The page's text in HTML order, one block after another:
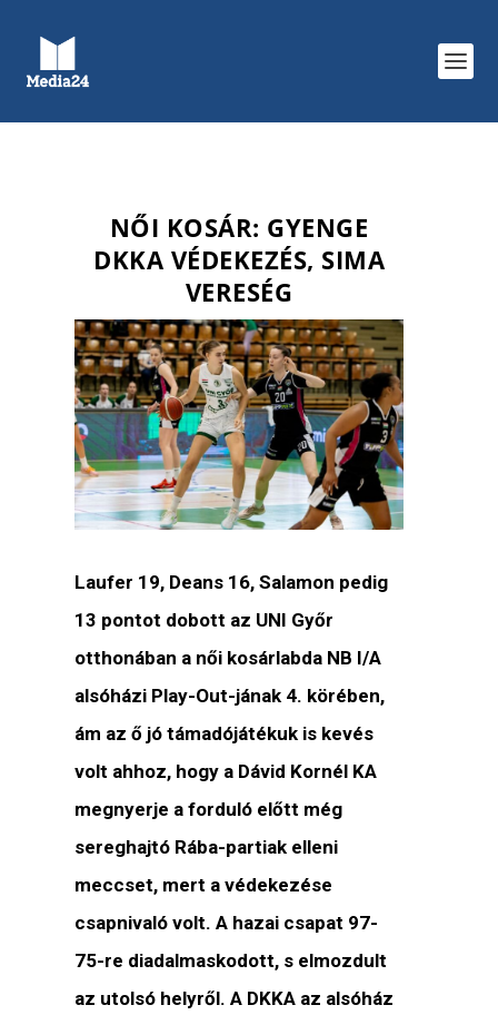
NŐI KOSÁR: GYENGE
DKKA VÉDEKEZÉS, SIMA
VERESÉG
Laufer 19, Deans 16, Salamon pedig
13 pontot dobott az UNI Győr
otthonában a női kosárlabda NB I/A
alsóházi Play-Out-jának 4. körében,
ám az ő jó támadójátékuk is kevés
volt ahhoz, hogy a Dávid Kornél KA
megnyerje a forduló előtt még
sereghajtó Rába-partiak elleni
meccset, mert a védekezése
csapnivaló volt. A hazai csapat 97-
75-re diadalmaskodott, s elmozdult
az utolsó helyről. A DKKA az alsóház